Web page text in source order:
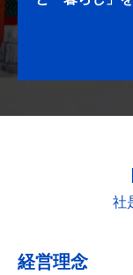
社
経営理念